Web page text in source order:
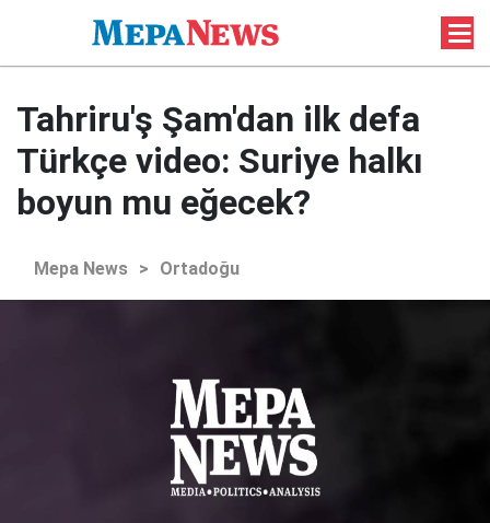
Tahriru'ş Şam'dan ilk defa
Türkçe video: Suriye halkı
boyun mu eğecek?
Mepa News > Ortadoğu